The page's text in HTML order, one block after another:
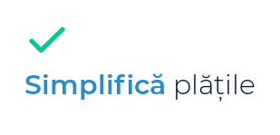
Simplifică plățile